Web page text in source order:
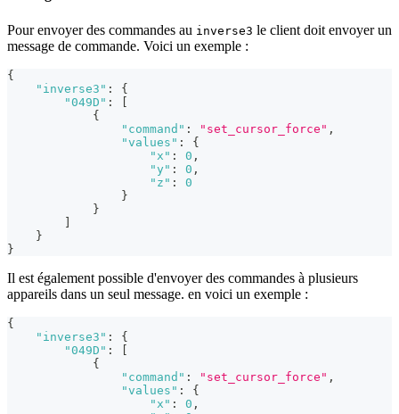
Pour envoyer des commandes au inverse3 le client doit envoyer un
message de commande. Voici un exemple :
{
"inverse3" :
{
"049D" :
[
{
"command" : "set_cursor_force" ,
"values" :
{
"x" : 0 ,
"y" : 0 ,
"z" :
0
}
}
]
}
}
Il est également possible d'envoyer des commandes à plusieurs
appareils dans un seul message. en voici un exemple :
{
"inverse3" :
{
"049D" :
[
{
"command" : "set_cursor_force" ,
"values" :
{
"x" : 0 ,